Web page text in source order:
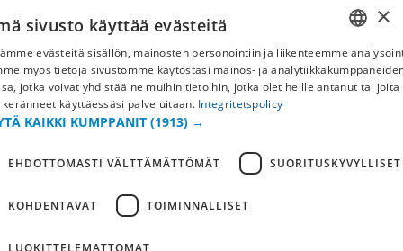
Pyydä apua
Ostoehdot
Maksu & toimitus
Yleisimmät kysymykset
Lisää meistä
FI
×
sivusto käyttää evästeitä
evästeitä sisällön, mainosten personointiin ja liikenteemme
myös tietoja sivustomme käytöstäsi mainos- ja
jotka voivat yhdistää ne muihin tietoihin, jotka olet heille antanut tai joita
keränneet käyttäessäsi palveluitaan. Integritetspolicy
KAIKKI KUMPPANIT (1913) →
EHDOTTOMASTI VÄLTTÄMÄTTÖMÄT SUORITUSKYVYLLISET
KOHDENTAVAT TOIMINNALLISET
LUOKITTELEMATTOMAT